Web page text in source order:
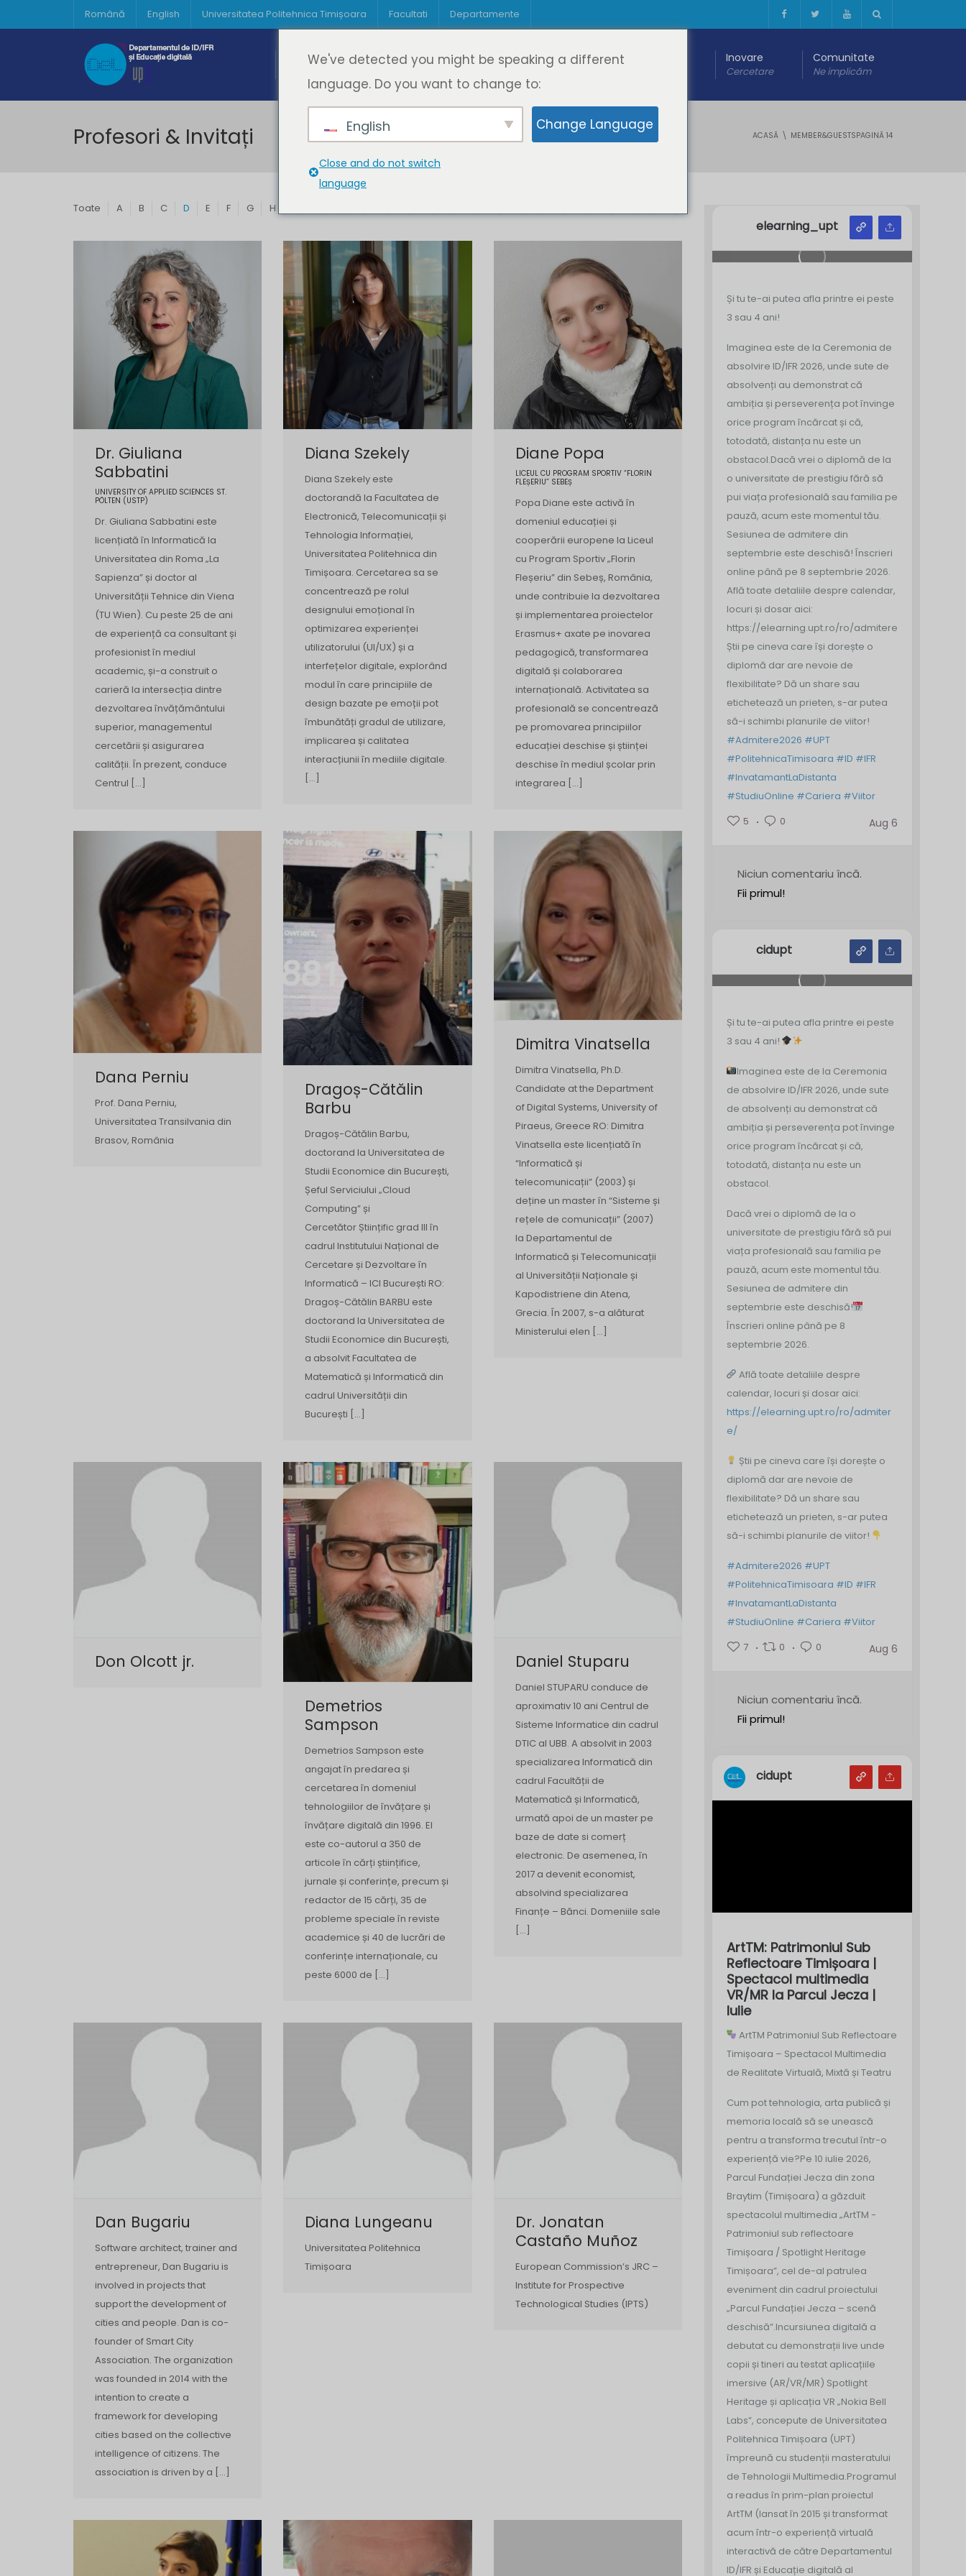
Română English Universitatea Politehnica Timișoara Facultati Departamente
Acasă Despre DeL
Cine suntem
Educație
Oferta de cursuri
Educație digitală Inovare
Cercetare
Comunitate
Ne implicăm
Profesori & Invitați ACASĂ MEMBER&GUESTSPAGINĂ 14
Toate A B C D E F G H
Dr. Giuliana
Sabbatini
UNIVERSITY OF APPLIED SCIENCES ST.
PÖLTEN (USTP)
Dr. Giuliana Sabbatini este
licențiată în Informatică la
Universitatea din Roma „La
Sapienza” și doctor al
Universității Tehnice din Viena
(TU Wien). Cu peste 25 de ani
de experiență ca consultant și
profesionist în mediul
academic, și-a construit o
carieră la intersecția dintre
dezvoltarea învățământului
superior, managementul
cercetării și asigurarea
calității. În prezent, conduce
Centrul […]
Diana Szekely
Diana Szekely este
doctorandă la Facultatea de
Electronică, Telecomunicații și
Tehnologia Informației,
Universitatea Politehnica din
Timișoara. Cercetarea sa se
concentrează pe rolul
designului emoțional în
optimizarea experienței
utilizatorului (UI/UX) și a
interfețelor digitale, explorând
modul în care principiile de
design bazate pe emoții pot
îmbunătăți gradul de utilizare,
implicarea și calitatea
interacțiunii în mediile digitale.
[…]
Diane Popa
LICEUL CU PROGRAM SPORTIV “FLORIN
FLEȘERIU” SEBEȘ
Popa Diane este activă în
domeniul educației și
cooperării europene la Liceul
cu Program Sportiv „Florin
Fleșeriu” din Sebeș, România,
unde contribuie la dezvoltarea
și implementarea proiectelor
Erasmus+ axate pe inovarea
pedagogică, transformarea
digitală și colaborarea
internațională. Activitatea sa
profesională se concentrează
pe promovarea principiilor
educației deschise și științei
deschise în mediul școlar prin
integrarea […]
Dana Perniu
Prof. Dana Perniu,
Universitatea Transilvania din
Brasov, România
Dragoș-Cătălin
Barbu
Dragoș-Cătălin Barbu,
doctorand la Universitatea de
Studii Economice din București,
Șeful Serviciului „Cloud
Computing” și
Cercetător Științific grad III în
cadrul Institutului Național de
Cercetare și Dezvoltare în
Informatică – ICI București RO:
Dragoș-Cătălin BARBU este
doctorand la Universitatea de
Studii Economice din București,
a absolvit Facultatea de
Matematică și Informatică din
cadrul Universității din
București […]
Dimitra Vinatsella
Dimitra Vinatsella, Ph.D.
Candidate at the Department
of Digital Systems, University of
Piraeus, Greece RO: Dimitra
Vinatsella este licențiată în
“Informatică și
telecomunicații” (2003) și
deține un master în “Sisteme și
rețele de comunicații” (2007)
la Departamentul de
Informatică și Telecomunicații
al Universității Naționale și
Kapodistriene din Atena,
Grecia. În 2007, s-a alăturat
Ministerului elen […]
Don Olcott jr.
Demetrios
Sampson
Demetrios Sampson este
angajat în predarea și
cercetarea în domeniul
tehnologiilor de învățare și
învățare digitală din 1996. El
este co-autorul a 350 de
articole în cărți științifice,
jurnale și conferințe, precum și
redactor de 15 cărți, 35 de
probleme speciale în reviste
academice și 40 de lucrări de
conferințe internaționale, cu
peste 6000 de […]
Daniel Stuparu
Daniel STUPARU conduce de
aproximativ 10 ani Centrul de
Sisteme Informatice din cadrul
DTIC al UBB. A absolvit in 2003
specializarea Informatică din
cadrul Facultății de
Matematică și Informatică,
urmată apoi de un master pe
baze de date si comerț
electronic. De asemenea, în
2017 a devenit economist,
absolvind specializarea
Finanțe – Bănci. Domeniile sale
[…]
Dan Bugariu
Software architect, trainer and
entrepreneur, Dan Bugariu is
involved in projects that
support the development of
cities and people. Dan is co­
founder of Smart City
Association. The organization
was founded in 2014 with the
intention to create a
framework for developing
cities based on the collective
intelligence of citizens. The
association is driven by a […]
Diana Lungeanu
Universitatea Politehnica
Timișoara
Dr. Jonatan
Castaño Muñoz
European Commission’s JRC –
Institute for Prospective
Technological Studies (IPTS)
elearning_upt
Și tu te-ai putea afla printre ei peste
3 sau 4 ani!
Imaginea este de la Ceremonia de
absolvire ID/IFR 2026, unde sute de
absolvenți au demonstrat că
ambiția și perseverența pot învinge
orice program încărcat și că,
totodată, distanța nu este un
obstacol.Dacă vrei o diplomă de la
o universitate de prestigiu fără să
pui viața profesională sau familia pe
pauză, acum este momentul tău.
Sesiunea de admitere din
septembrie este deschisă! Înscrieri
online până pe 8 septembrie 2026.
Află toate detaliile despre calendar,
locuri și dosar aici:
https://elearning.upt.ro/ro/admitere/
Știi pe cineva care își dorește o
diplomă dar are nevoie de
flexibilitate? Dă un share sau
etichetează un prieten, s-ar putea
să-i schimbi planurile de viitor!
#Admitere2026 #UPT
#PolitehnicaTimisoara #ID #IFR
#InvatamantLaDistanta
#StudiuOnline #Cariera #Viitor
5
0 Aug 6
Niciun comentariu încă.
Fii primul!
cidupt
Și tu te-ai putea afla printre ei peste
3 sau 4 ani!
Imaginea este de la Ceremonia
de absolvire ID/IFR 2026, unde sute
de absolvenți au demonstrat că
ambiția și perseverența pot învinge
orice program încărcat și că,
totodată, distanța nu este un
obstacol.
Dacă vrei o diplomă de la o
universitate de prestigiu fără să pui
viața profesională sau familia pe
pauză, acum este momentul tău.
Sesiunea de admitere din
septembrie este deschisă!
Înscrieri online până pe 8
septembrie 2026.
Află toate detaliile despre
calendar, locuri și dosar aici:
https://elearning.upt.ro/ro/admiter
e/
Știi pe cineva care își dorește o
diplomă dar are nevoie de
flexibilitate? Dă un share sau
etichetează un prieten, s-ar putea
să-i schimbi planurile de viitor!
#Admitere2026 #UPT
#PolitehnicaTimisoara #ID #IFR
#InvatamantLaDistanta
#StudiuOnline #Cariera #Viitor
7
0 0 Aug 6
Niciun comentariu încă.
Fii primul!
cidupt
ArtTM: Patrimoniul Sub
Reflectoare Timișoara |
Spectacol multimedia
VR/MR la Parcul Jecza |
Iulie
ArtTM Patrimoniul Sub Reflectoare
Timișoara – Spectacol Multimedia
de Realitate Virtuală, Mixtă și Teatru
Cum pot tehnologia, arta publică și
memoria locală să se unească
pentru a transforma trecutul într-o
experiență vie?Pe 10 iulie 2026,
Parcul Fundației Jecza din zona
Braytim (Timișoara) a găzduit
spectacolul multimedia „ArtTM -
Patrimoniul sub reflectoare
Timișoara / Spotlight Heritage
Timișoara”, cel de-al patrulea
eveniment din cadrul proiectului
„Parcul Fundației Jecza – scenă
deschisă”.Incursiunea digitală a
debutat cu demonstrații live unde
copii și tineri au testat aplicațiile
imersive (AR/VR/MR) Spotlight
Heritage și aplicația VR „Nokia Bell
Labs”, concepute de Universitatea
Politehnica Timișoara (UPT)
împreună cu studenții masteratului
de Tehnologii Multimedia.Programul
a readus în prim-plan proiectul
ArtTM (lansat în 2015 și transformat
acum într-o experiență virtuală
interactivă de către Departamentul
ID/IFR și Educație digitală al
We've detected you might be speaking a different
language. Do you want to change to:
English Change Language
Close and do not switch
language